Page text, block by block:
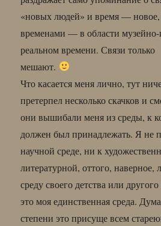
«новых людей» и время — новое,
временами — в области музейно-
реальном времени. Связи только
мешают.
Что касается меня лично, тут
претерпел несколько скачков и
они вышибали меня из среды, к
должен был принадлежать. Я не
научной среде, ни к
литературной, оттого, наверное,
среду своего детства или
это моя единственная среда.
степени это присуще всем